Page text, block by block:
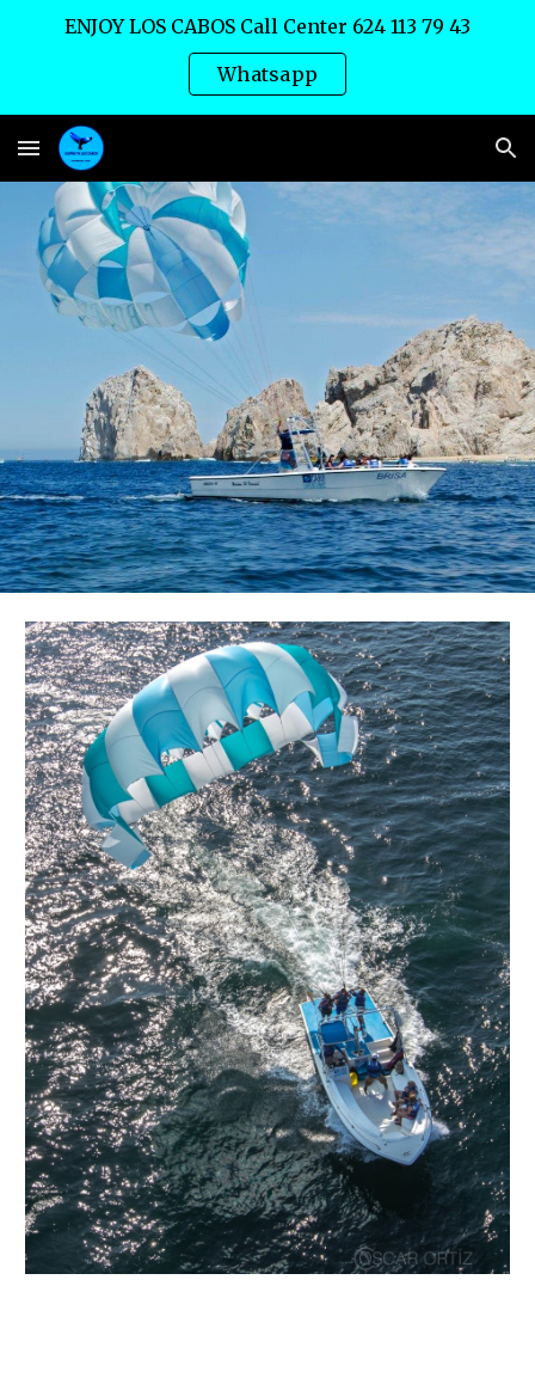
Skip to main content
ENJOY LOS CABOS Call Center 624 113 79 43
Whatsapp